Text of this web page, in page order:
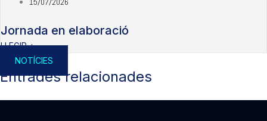
Jornada en elaboració
LLEGIR +
NOTÍCIES
Entrades relacionades